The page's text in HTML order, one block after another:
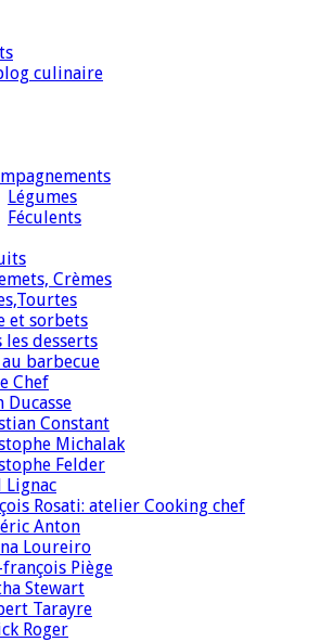
culinaire
Légumes
Féculents
Crèmes
et sorbets
les desserts
barbecue
Chef
Ducasse
Constant
Michalak
Felder
Lignac
Rosati: atelier Cooking chef
Anton
Loureiro
françois Piège
Stewart
Tarayre
Roger